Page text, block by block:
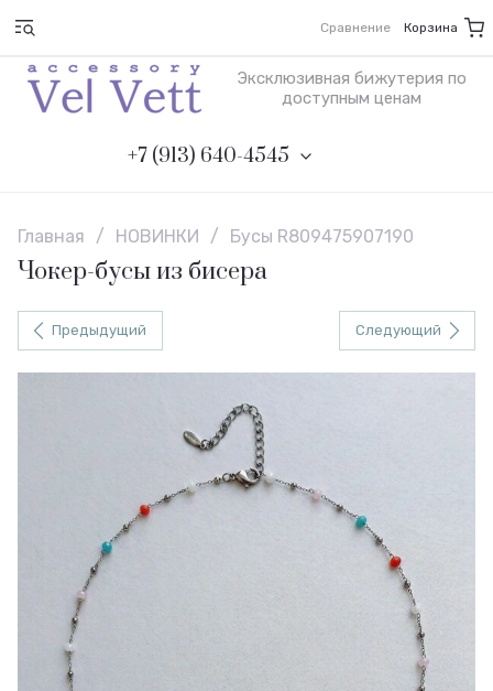
Сравнение Корзина
Эксклюзивная бижутерия по
доступным ценам
+7 (913) 640-4545
Главная / НОВИНКИ / Бусы R809475907190
Чокер-бусы из бисера
Предыдущий Следующий